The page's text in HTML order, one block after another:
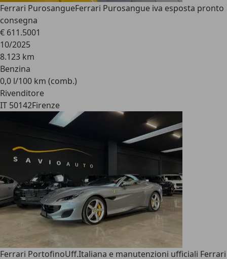
Ferrari PurosangueFerrari Purosangue iva esposta pronto
consegna
€ 611.5001
10/2025
8.123 km
Benzina
0,0 l/100 km (comb.)
Rivenditore
IT 50142Firenze
Ferrari PortofinoUff.Italiana e manutenzioni ufficiali Ferrari